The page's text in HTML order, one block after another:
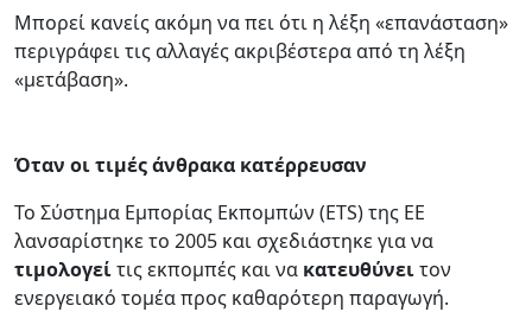
Μπορεί κανείς ακόμη να πει ότι η λέξη «επανάσταση»
περιγράφει τις αλλαγές ακριβέστερα από τη λέξη
«μετάβαση».
Όταν οι τιμές άνθρακα κατέρρευσαν
Το Σύστημα Εμπορίας Εκπομπών (ETS) της ΕΕ
λανσαρίστηκε το 2005 και σχεδιάστηκε για να
τιμολογείτις εκπομπές και να κατευθύνειτον
ενεργειακό τομέα προς καθαρότερη παραγωγή.